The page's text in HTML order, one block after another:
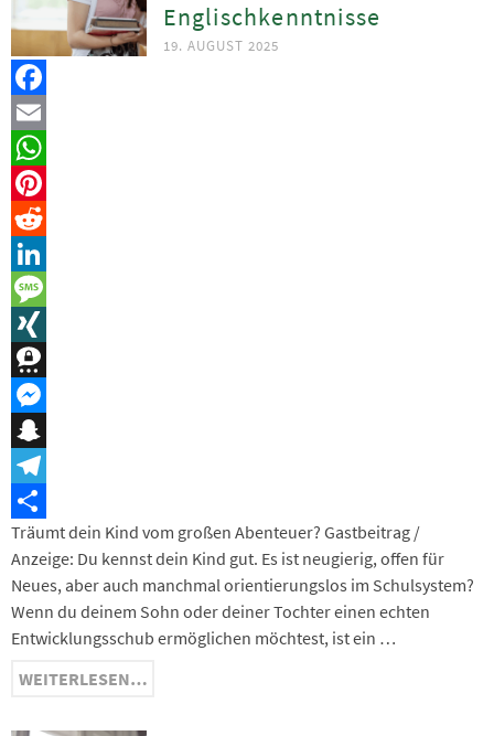
Englischkenntnisse
19. AUGUST 2025
Facebook
Email
WhatsApp
Pinterest
Reddit
LinkedIn
Message
XING
Threema
Messenger
Snapchat
Telegram
Teilen
Träumt dein Kind vom großen Abenteuer? Gastbeitrag /
Anzeige: Du kennst dein Kind gut. Es ist neugierig, offen für
Neues, aber auch manchmal orientierungslos im Schulsystem?
Wenn du deinem Sohn oder deiner Tochter einen echten
Entwicklungsschub ermöglichen möchtest, ist ein …
WEITERLESEN…